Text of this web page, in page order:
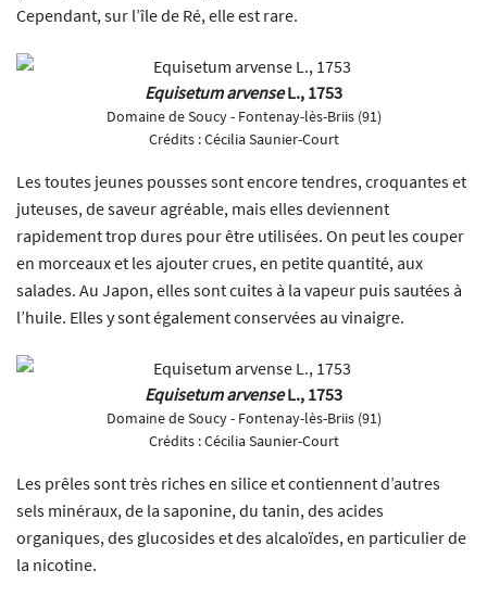
Cependant, sur l’île de Ré, elle est rare.
Equisetum arvenseL., 1753
Domaine de Soucy - Fontenay-lès-Briis (91)
Crédits :Cécilia Saunier-Court
Les toutes jeunes pousses sont encore tendres, croquantes et
juteuses, de saveur agréable, mais elles deviennent
rapidement trop dures pour être utilisées. On peut les couper
en morceaux et les ajouter crues, en petite quantité, aux
salades. Au Japon, elles sont cuites à la vapeur puis sautées à
l’huile. Elles y sont également conservées au vinaigre.
Equisetum arvenseL., 1753
Domaine de Soucy - Fontenay-lès-Briis (91)
Crédits :Cécilia Saunier-Court
Les prêles sont très riches en silice et contiennent d’autres
sels minéraux, de la saponine, du tanin, des acides
organiques, des glucosides et des alcaloïdes, en particulier de
la nicotine.